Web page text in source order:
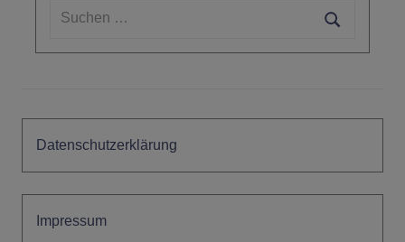
Suchen
Suchen
Datenschutzerklärung
Impressum